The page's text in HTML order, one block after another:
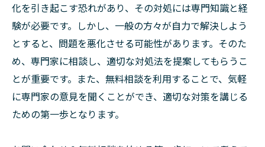
化を引き起こす恐れがあり、その対処には専門知識と経
験が必要です。しかし、一般の方々が自力で解決しよう
とすると、問題を悪化させる可能性があります。そのた
め、専門家に相談し、適切な対処法を提案してもらうこ
とが重要です。また、無料相談を利用することで、気軽
に専門家の意見を聞くことができ、適切な対策を講じる
ための第一歩となります。